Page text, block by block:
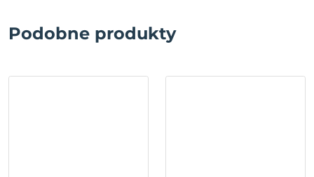
Podobne produkty